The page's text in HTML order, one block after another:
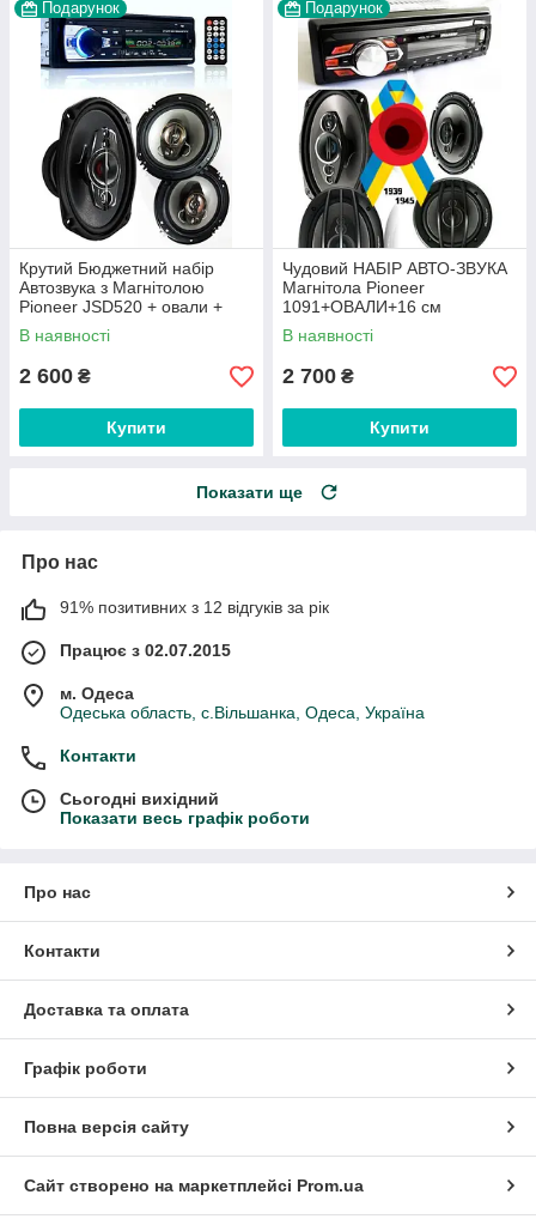
Подарунок
Крутий Бюджетний набір
Автозвука з Магнітолою
Pioneer JSD520 + овали +
круглі 16 см!
В наявності
2 600 ₴
Купити
Подарунок
Чудовий НАБІР АВТО-ЗВУКА
Магнітола Pioneer
1091+ОВАЛИ+16 см
Колонки+ ПОДАРУНОК!
В наявності
2 700 ₴
Купити
Показати ще
Про нас
91% позитивних з 12 відгуків за рік
Працює з 02.07.2015
м. Одеса
Одеська область, с.Вільшанка, Одеса, Україна
Контакти
Сьогодні вихідний
Показати весь графік роботи
Про нас
Контакти
Доставка та оплата
Графік роботи
Повна версія сайту
Сайт створено на маркетплейсі Prom.ua